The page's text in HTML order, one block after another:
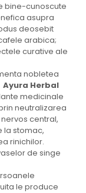
bine-cunoscute
asupra
deosebit
arabica;
curative ale
nobletea
Ayura Herbal
medicinale
neutralizarea
central,
la stomac,
rinichilor.
de singe
le produce